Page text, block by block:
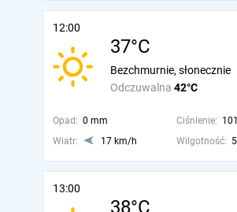
12:00
37°C
Odczuwalna 42°C
Bezchmurnie, słonecznie
Opad: 0 mm Ciśnienie:
Wiatr:
17 km/h Wilgotność:
13:00
38°C